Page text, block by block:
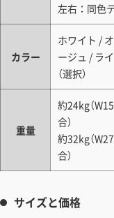
左右：同色
カラー
ホワイト /
ージュ / ラ
（選択）
重量
約24kg（
合）
約32kg（
合）
サイズと価格